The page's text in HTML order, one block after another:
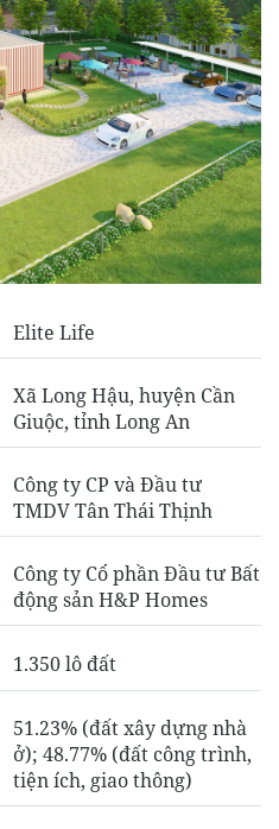
Elite Life
Xã Long Hậu, huyện Cần
Giuộc, tỉnh Long An
Công ty CP và Đầu tư
TMDV Tân Thái Thịnh
Công ty Cổ phần Đầu tư Bất
động sản H&P Homes
1.350 lô đất
51.23% (đất xây dựng nhà
ở); 48.77% (đất công trình,
tiện ích, giao thông)